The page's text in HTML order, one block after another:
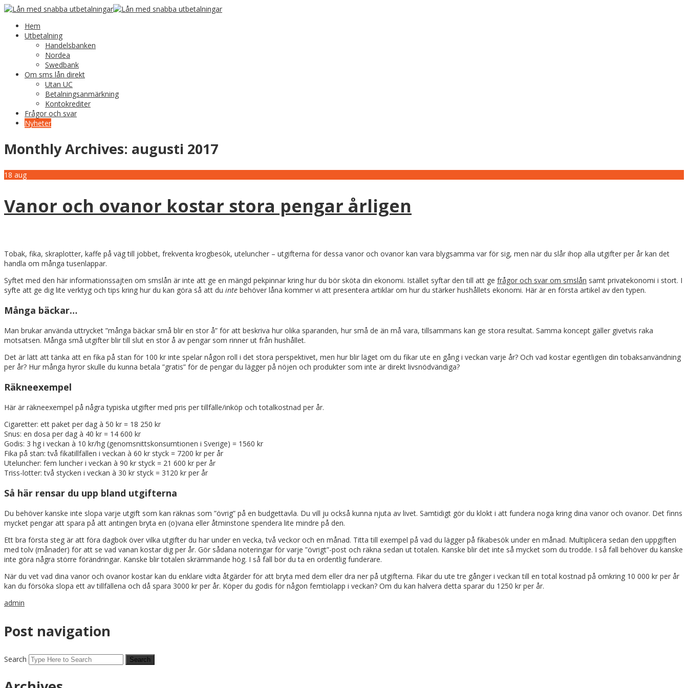
Hem
Utbetalning
Handelsbanken
Nordea
Swedbank
Om sms lån direkt
Utan UC
Betalningsanmärkning
Kontokrediter
Frågor och svar
Nyheter
Monthly Archives: augusti 2017
18 aug
Vanor och ovanor kostar stora pengar årligen
Tobak, fika, skraplotter, kaffe på väg till jobbet, frekventa krogbesök, uteluncher – utgifterna för dessa vanor och ovanor kan vara blygsamma var för sig, men när du slår ihop alla utgifter per år kan det
handla om många tusenlappar.
Syftet med den här informationssajten om smslån är inte att ge en mängd pekpinnar kring hur du bör sköta din ekonomi. Istället syftar den till att ge frågor och svar om smslån samt privatekonomi i stort. I
syfte att ge dig lite verktyg och tips kring hur du kan göra så att du inte behöver låna kommer vi att presentera artiklar om hur du stärker hushållets ekonomi. Här är en första artikel av den typen.
Många bäckar…
Man brukar använda uttrycket ”många bäckar små blir en stor å” för att beskriva hur olika sparanden, hur små de än må vara, tillsammans kan ge stora resultat. Samma koncept gäller givetvis raka
motsatsen. Många små utgifter blir till slut en stor å av pengar som rinner ut från hushållet.
Det är lätt att tänka att en fika på stan för 100 kr inte spelar någon roll i det stora perspektivet, men hur blir läget om du fikar ute en gång i veckan varje år? Och vad kostar egentligen din tobaksanvändning
per år? Hur många hyror skulle du kunna betala ”gratis” för de pengar du lägger på nöjen och produkter som inte är direkt livsnödvändiga?
Räkneexempel
Här är räkneexempel på några typiska utgifter med pris per tillfälle/inköp och totalkostnad per år.
Cigaretter: ett paket per dag à 50 kr = 18 250 kr
Snus: en dosa per dag à 40 kr = 14 600 kr
Godis: 3 hg i veckan à 10 kr/hg (genomsnittskonsumtionen i Sverige) = 1560 kr
Fika på stan: två fikatillfällen i veckan à 60 kr styck = 7200 kr per år
Uteluncher: fem luncher i veckan à 90 kr styck = 21 600 kr per år
Triss-lotter: två stycken i veckan à 30 kr styck = 3120 kr per år
Så här rensar du upp bland utgifterna
Du behöver kanske inte slopa varje utgift som kan räknas som ”övrig” på en budgettavla. Du vill ju också kunna njuta av livet. Samtidigt gör du klokt i att fundera noga kring dina vanor och ovanor. Det finns
mycket pengar att spara på att antingen bryta en (o)vana eller åtminstone spendera lite mindre på den.
Ett bra första steg är att föra dagbok över vilka utgifter du har under en vecka, två veckor och en månad. Titta till exempel på vad du lägger på fikabesök under en månad. Multiplicera sedan den uppgiften
med tolv (månader) för att se vad vanan kostar dig per år. Gör sådana noteringar för varje ”övrigt”-post och räkna sedan ut totalen. Kanske blir det inte så mycket som du trodde. I så fall behöver du kanske
inte göra några större förändringar. Kanske blir totalen skrämmande hög. I så fall bör du ta en ordentlig funderare.
När du vet vad dina vanor och ovanor kostar kan du enklare vidta åtgärder för att bryta med dem eller dra ner på utgifterna. Fikar du ute tre gånger i veckan till en total kostnad på omkring 10 000 kr per år
kan du försöka slopa ett av tillfällena och då spara 3000 kr per år. Köper du godis för någon femtiolapp i veckan? Om du kan halvera detta sparar du 1250 kr per år.
admin
Post navigation
Search